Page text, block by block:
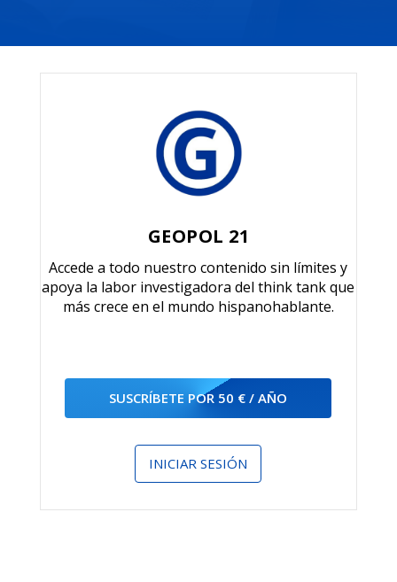
GEOPOL 21
Accede a todo nuestro contenido sin límites y
apoya la labor investigadora del think tank que
más crece en el mundo hispanohablante.
SUSCRÍBETE POR 50 € / AÑO
INICIAR SESIÓN